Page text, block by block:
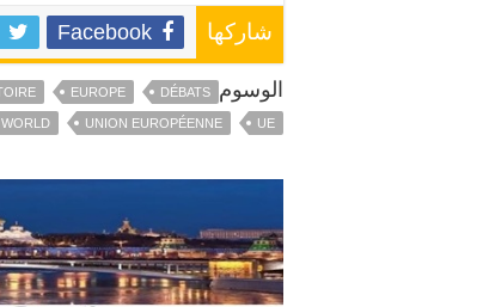
شاركها Facebook
الوسوم DÉBATS
EUROPE
UE
UNION EUROPÉENNE
WORLD